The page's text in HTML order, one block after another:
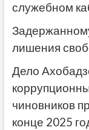
служебном
лишения
Дело
чиновников
конце 2025